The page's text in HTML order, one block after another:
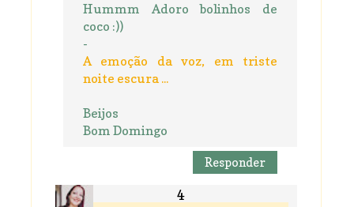
Hummm Adoro bolinhos de
coco :))
-
A emoção da voz, em triste
noite escura ...
Beijos
Bom Domingo
Responder